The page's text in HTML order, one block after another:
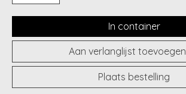
In container
Aan verlanglijst toevoegen
Plaats bestelling